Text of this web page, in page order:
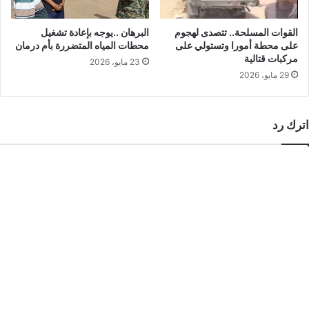
القوات المسلحة.. تتصدى لهجوم
على محطة أمورا وتستولي على
مركبات قتالية
29 مايو، 2026
البرهان ..يوجه بإعادة تشغيل
محطات المياه المتضررة بأم درمان
23 مايو، 2026
اترك رد